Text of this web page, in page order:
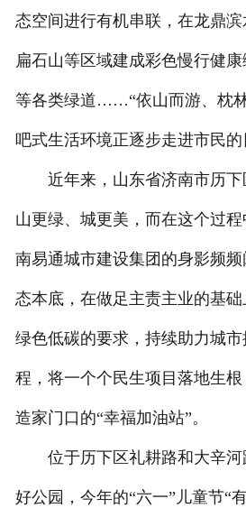
态空间进行有机串联，在龙鼎滨
扁石山等区域建成彩色慢行健
等各类绿道……“依山而游、枕
吧式生活环境正逐步走进市民的
近年来，山东省济南市历下
山更绿、城更美，而在这个过
南易通城市建设集团的身影频
态本底，在做足主责主业的基础
绿色低碳的要求，持续助力城
程，将一个个民生项目落地生
造家门口的“幸福加油站”。
位于历下区礼耕路和大辛河
好公园，今年的“六一”儿童节“